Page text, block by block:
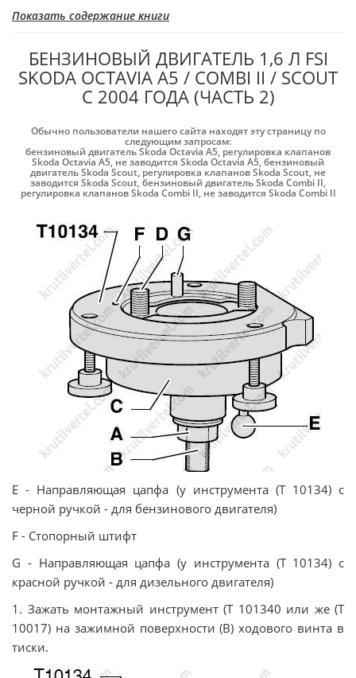
Показать содержание книги
БЕНЗИНОВЫЙ ДВИГАТЕЛЬ 1,6 Л FSI
SKODA OCTAVIA A5 / COMBI II / SCOUT
С 2004 ГОДА (ЧАСТЬ 2)
Обычно пользователи нашего сайта находят эту страницу по
следующим запросам:
бензиновый двигатель Skoda Octavia A5, регулировка клапанов
Skoda Octavia A5, не заводится Skoda Octavia A5,бензиновый
двигатель Skoda Scout, регулировка клапанов Skoda Scout, не
заводится Skoda Scout,бензиновый двигатель Skoda Combi II,
регулировка клапанов Skoda Combi II, не заводится Skoda Combi II
E - Направляющая цапфа (у инструмента (T 10134) с
черной ручкой - для бензинового двигателя)
F - Стопорный штифт
G - Направляющая цапфа (у инструмента (T 10134) с
красной ручкой - для дизельного двигателя)
1. Зажать монтажный инструмент (T 101340 или же (T
10017) на зажимной поверхности (В) ходового винта в
тиски.